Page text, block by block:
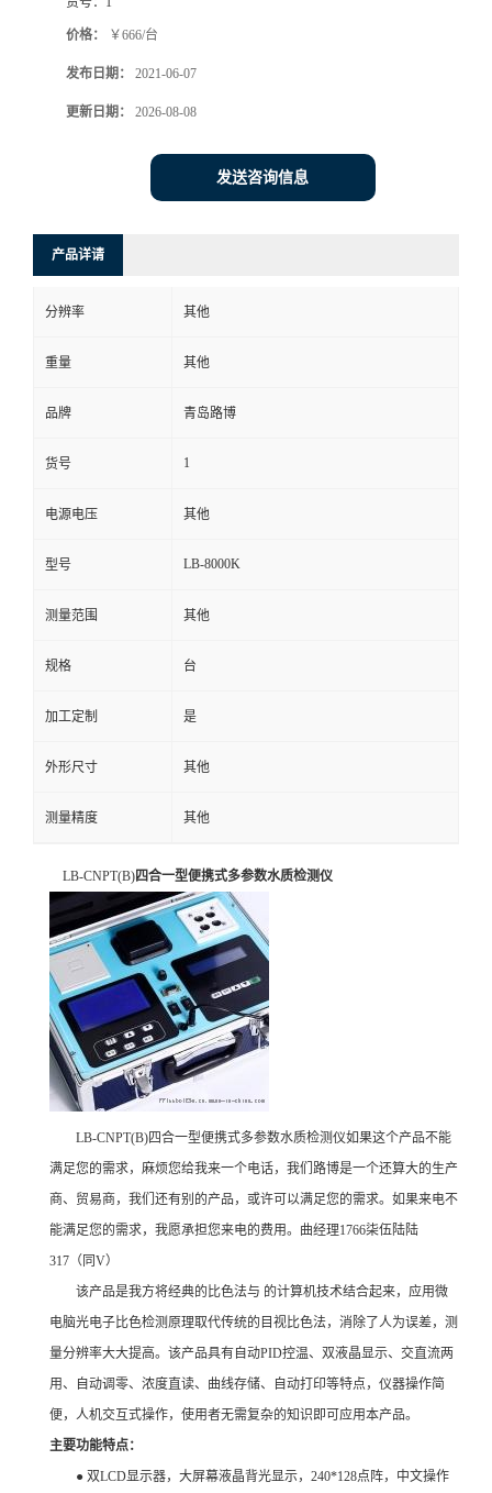
系
言
价格： ￥666/台
发布日期： 2021-06-07
更新日期： 2026-08-08
发送咨询信息
产品详请
分辨率 其他
重量 其他
品牌 青岛路博
货号 1
电源电压 其他
型号 LB-8000K
测量范围 其他
规格 台
加工定制 是
外形尺寸 其他
测量精度 其他
LB-CNPT(B)四合一型便携式多参数水质检测仪
LB-CNPT(B)四合一型便携式多参数水质检测仪如果这个产品不能
满足您的需求，麻烦您给我来一个电话，我们路博是一个还算大的生产
商、贸易商，我们还有别的产品，或许可以满足您的需求。如果来电不
能满足您的需求，我愿承担您来电的费用。曲经理1766柒伍陆陆
317（同V）
该产品是我方将经典的比色法与 的计算机技术结合起来，应用微
电脑光电子比色检测原理取代传统的目视比色法，消除了人为误差，测
量分辨率大大提高。该产品具有自动PID控温、双液晶显示、交直流两
用、自动调零、浓度直读、曲线存储、自动打印等特点，仪器操作简
便，人机交互式操作，使用者无需复杂的知识即可应用本产品。
主要功能特点：
● 双LCD显示器，大屏幕液晶背光显示，240*128点阵，中文操作